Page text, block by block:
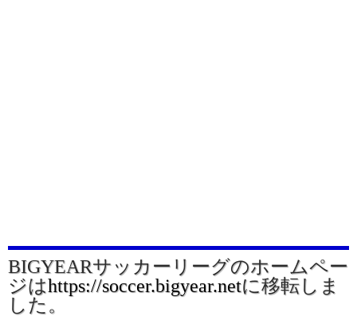
BIGYEARサッカーリーグのホームペー
ジはhttps://soccer.bigyear.netに移転しま
した。